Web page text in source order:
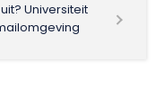
Universiteit